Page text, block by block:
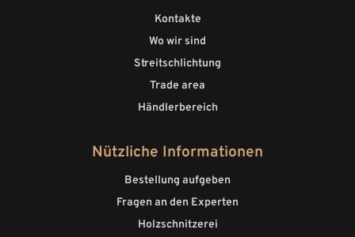
Kontakte
Wo wir sind
Streitschlichtung
Trade area
Händlerbereich
Nützliche Informationen
Bestellung aufgeben
Fragen an den Experten
Holzschnitzerei